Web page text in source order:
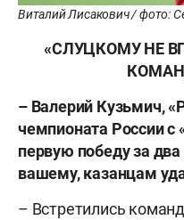
Виталий Лисакович / фото:
«СЛУЦКОМУ НЕ
– Валерий Кузьмич,
чемпионата России
первую победу за
вашему, казанцам
– Встретились